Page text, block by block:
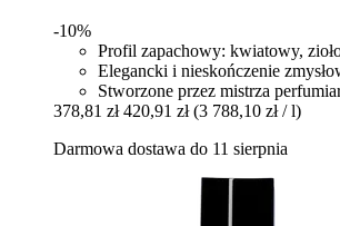
-10%
Profil zapachowy: kwiatowy,
Elegancki i nieskończenie
Stworzone przez mistrza
378,81 zł 420,91 zł (3 788,10 zł / l)
Darmowa dostawa do 11 sierpnia